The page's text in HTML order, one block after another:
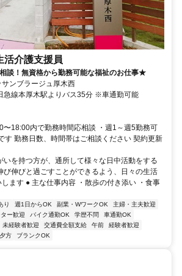
活介護支援員
談！無資格から勤務可能な福祉のお仕事★
ンブラージュ厚木西
急線本厚木駅よりバス35分 ※車通勤可能
〜18:00内で勤務時間応相談 ・週1～週5勤務可
す 勤務日数、時間帯はご相談ください 契約更新
いを持つ方が、通所して様々な日中活動をする
び伸びと過ごすことができるよう、日々の生活
ます ● 主な仕事内容 ・散歩の付き添い ・食事
り 週1日からOK 副業・WワークOK
主婦・主夫歓迎
ー歓迎 バイク通勤OK 学歴不問
車通勤OK
未経験者歓迎 交通費全額支給 午前
経験者歓迎
夕方 ブランクOK